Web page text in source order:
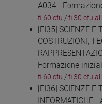
A034 -
fi 60 cfu / fi 30 cfu
[FI35] SCIENZE E
COSTRUZIONI,
Formazione
fi 60 cfu / fi 30 cfu
[FI36] SCIENZE E
INFORMATICHE